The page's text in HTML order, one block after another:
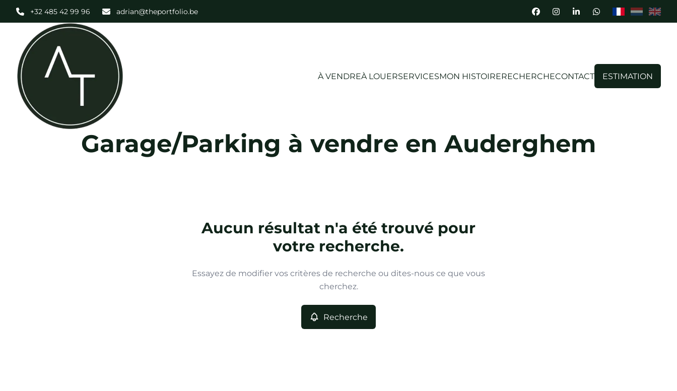
Aller au contenu principal
+32 485 42 99 96 adrian@theportfolio.be
À VENDREÀ LOUERSERVICESMON HISTOIRERECHERCHECONTACT ESTIMATION
Garage/Parking à vendre en Auderghem
Aucun résultat n'a été trouvé pour
votre recherche.
Essayez de modifier vos critères de recherche ou dites-nous ce que vous
cherchez.
Recherche